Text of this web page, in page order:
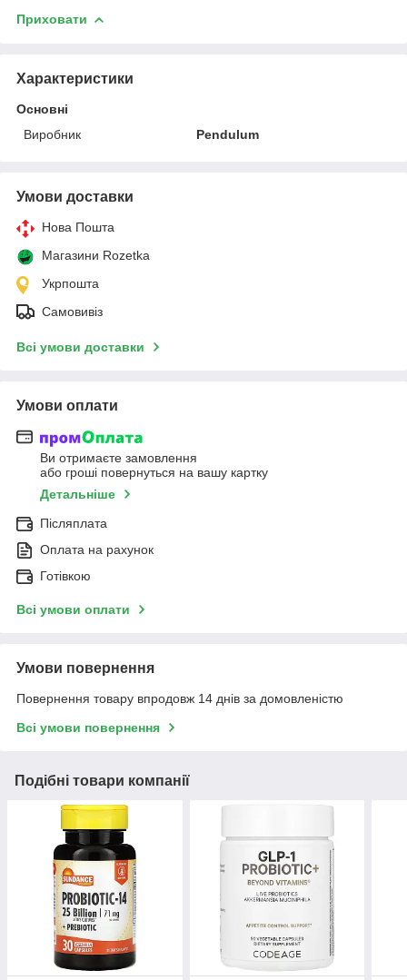
Приховати
Характеристики
Основні
Виробник
Pendulum
Умови доставки
Нова Пошта
Магазини Rozetka
Укрпошта
Самовивіз
Всі умови доставки
Умови оплати
Ви отримаєте замовлення
або гроші повернуться на вашу картку
Детальніше
Післяплата
Оплата на рахунок
Готівкою
Всі умови оплати
Умови повернення
Повернення товару впродовж 14 днів за домовленістю
Всі умови повернення
Подібні товари компанії